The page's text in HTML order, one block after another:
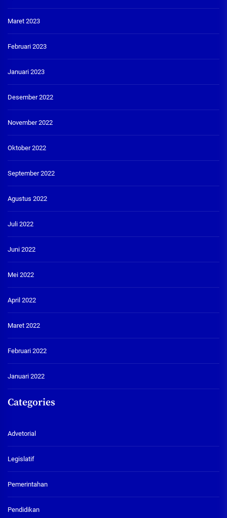
Maret 2023
Februari 2023
Januari 2023
Desember 2022
November 2022
Oktober 2022
September 2022
Agustus 2022
Juli 2022
Juni 2022
Mei 2022
April 2022
Maret 2022
Februari 2022
Januari 2022
Categories
Advetorial
Legislatif
Pemerintahan
Pendidikan